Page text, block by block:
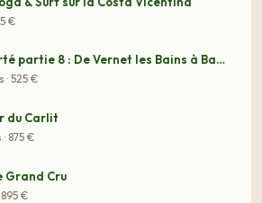
€
GR 10 liberté partie 8 : De Vernet les Bains à Banyuls
· 525 €
du Carlit
875 €
Grand Cru
€